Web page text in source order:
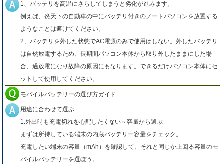
1、バッテリを高温にさらしてしまうと劣化が進みます。
例えば、炎天下の自動車の中にバッテリ付きのノートパソコンを放置する
ようなことは避けてください。
2、バッテリを外した状態でAC電源のみで使用はしない。外したバッテリ
は自然放電するため、長期間パソコン本体から取り外したままにした場
合、過放電になり故障の原因にもなります。できるだけパソコン本体にセ
ットして使用してください。
モバイルバッテリーの選び方ガイド
用途に合わせて選ぶ
1.外出時も充電切れを心配したくない～容量から選ぶ
まずは所持している端末の内蔵バッテリー容量をチェック。
充電したい端末の容量（mAh）を確認して、それと同じか上回る容量のモ
バイルバッテリーを選ぼう。